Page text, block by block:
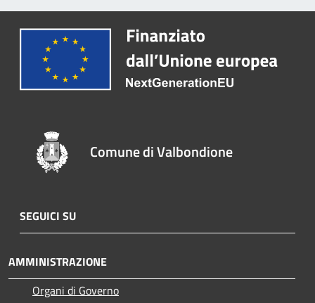
Comune di Valbondione
SEGUICI SU
AMMINISTRAZIONE
Organi di Governo